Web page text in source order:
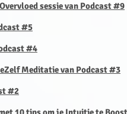
sessie van Podcast #9
#5
#4
Meditatie van Podcast #3
#2